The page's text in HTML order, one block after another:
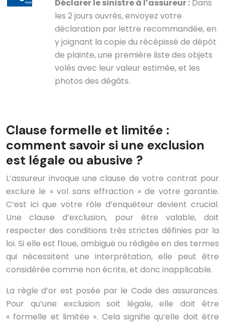
Déclarer le sinistre à l’assureur : Dans
les 2 jours ouvrés, envoyez votre
déclaration par lettre recommandée, en
y joignant la copie du récépissé de dépôt
de plainte, une première liste des objets
volés avec leur valeur estimée, et les
photos des dégâts.
Clause formelle et limitée :
comment savoir si une exclusion
est légale ou abusive ?
L’assureur invoque une clause de votre contrat pour
exclure le « vol sans effraction » de votre garantie.
C’est ici que votre rôle d’enquêteur devient crucial.
Une clause d’exclusion, pour être valable, doit
respecter des conditions très strictes définies par la
loi. Si elle est floue, ambiguë ou rédigée en des termes
qui nécessitent une interprétation, elle peut être
considérée comme non écrite, et donc inapplicable.
La règle d’or est posée par le Code des assurances.
Pour qu’une exclusion soit légale, elle doit être
« formelle et limitée ». Cela signifie qu’elle doit être